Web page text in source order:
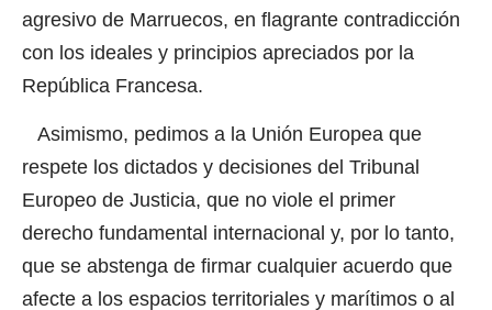
agresivo de Marruecos, en flagrante contradicción
con los ideales y principios apreciados por la
República Francesa.
Asimismo, pedimos a la Unión Europea que
respete los dictados y decisiones del Tribunal
Europeo de Justicia, que no viole el primer
derecho fundamental internacional y, por lo tanto,
que se abstenga de firmar cualquier acuerdo que
afecte a los espacios territoriales y marítimos o al